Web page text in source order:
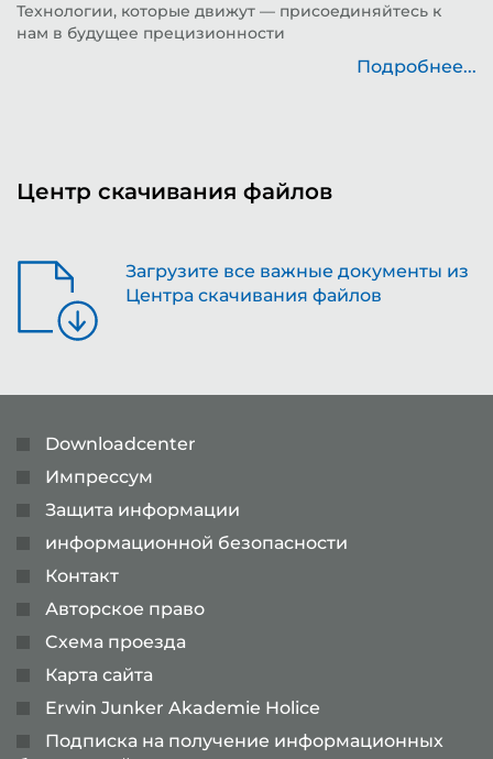
Технологии, которые движут — присоединяйтесь к
нам в будущее прецизионности
Подробнее...
Центр скачивания файлов
Загрузите все важные документы из
Центра скачивания файлов
Downloadcenter
Импрессум
Защита информации
информационной безопасности
Контакт
Авторское право
Cхема проезда
Карта сайта
Erwin Junker Akademie Holice
Подписка на получение информационных